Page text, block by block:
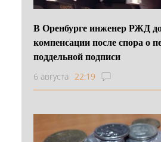
В Оренбурге инженер РЖД
компенсации после спора о
поддельной подписи
6 августа 22:19